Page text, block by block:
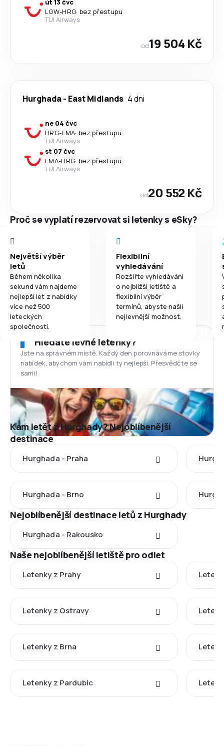
út 13 čvc
LGW-HRG· bez přestupu
TUI Airways
od19 504 Kč
Hurghada- East Midlands 4 dni
ne 04 čvc
HRG-EMA· bez přestupu
TUI Airways
st 07 čvc
EMA-HRG· bez přestupu
TUI Airways
od20 552 Kč
Proč se vyplatí rezervovat si letenky s eSky?
Největší výběr
letů
Během několika
sekund vám najdeme
nejlepší let z nabídky
více než 500
leteckých
společností.
Flexibilní
vyhledávání
Rozšiřte vyhledávání
o nejbližší letiště a
flexibilní výběr
termínů, abyste našli
nejlevnější možnost.
Hledáte levné letenky?
Jste na správném místě. Každý den porovnáváme stovky
nabídek, abychom vám nabídli ty nejlepší. Přesvědčte se
sami!
Kam letět z Hurghady? Nejoblíbenější
destinace
Hurghada - Praha
Hurghada - Brno
Nejoblíbenější destinace letů z Hurghady
Hurghada - Rakousko
Naše nejoblíbenější letiště pro odlet
Letenky z Prahy
Letenky z Ostravy
Letenky z Brna
Letenky z Pardubic